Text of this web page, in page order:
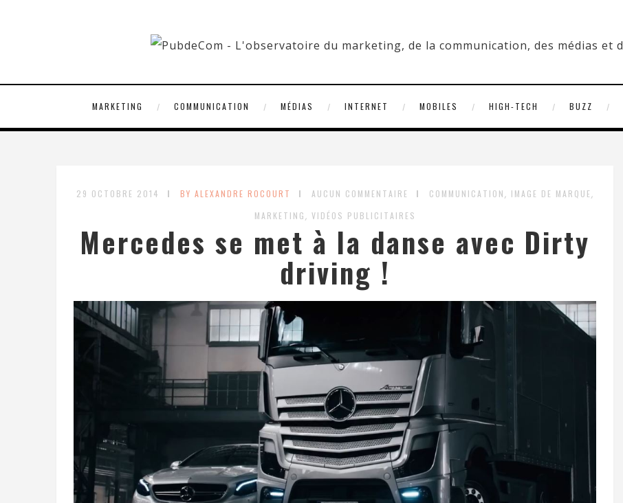
MARKETING COMMUNICATION MÉDIAS INTERNET MOBILES HIGH-TECH BUZZ
29 OCTOBRE 2014 BY ALEXANDRE ROCOURT AUCUN COMMENTAIRE COMMUNICATION, IMAGE DE MARQUE,
MARKETING, VIDÉOS PUBLICITAIRES
Mercedes se met à la danse avec Dirty
driving !